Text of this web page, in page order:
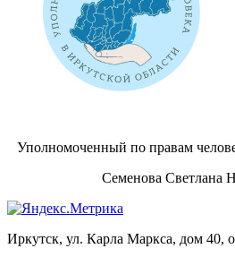
Уполномоченный по правам
Семенова Светлана
Иркутск, ул. Карла Маркса, дом 40,